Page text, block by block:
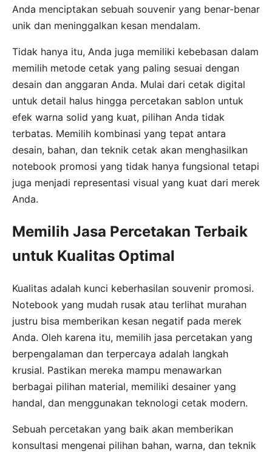
Anda menciptakan sebuah souvenir yang benar-benar
unik dan meninggalkan kesan mendalam.
Tidak hanya itu, Anda juga memiliki kebebasan dalam
memilih metode cetak yang paling sesuai dengan
desain dan anggaran Anda. Mulai dari cetak digital
untuk detail halus hingga percetakan sablon untuk
efek warna solid yang kuat, pilihan Anda tidak
terbatas. Memilih kombinasi yang tepat antara
desain, bahan, dan teknik cetak akan menghasilkan
notebook promosi yang tidak hanya fungsional tetapi
juga menjadi representasi visual yang kuat dari merek
Anda.
Memilih Jasa Percetakan Terbaik
untuk Kualitas Optimal
Kualitas adalah kunci keberhasilan souvenir promosi.
Notebook yang mudah rusak atau terlihat murahan
justru bisa memberikan kesan negatif pada merek
Anda. Oleh karena itu, memilih jasa percetakan yang
berpengalaman dan terpercaya adalah langkah
krusial. Pastikan mereka mampu menawarkan
berbagai pilihan material, memiliki desainer yang
handal, dan menggunakan teknologi cetak modern.
Sebuah percetakan yang baik akan memberikan
konsultasi mengenai pilihan bahan, warna, dan teknik